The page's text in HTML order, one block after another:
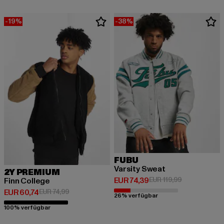
-19%
2Y PREMIUM
Finn College
EUR 60,74
Derzeitiger Preis: EUR 60,74
EUR 74,99Aktionspreis: EUR 74,99
100% verfügbar
-38%
FUBU
Varsity Sweat
EUR 74,39
Derzeitiger Preis: EUR 74,39
EUR 119,99Aktionspreis:
26% verfügbar